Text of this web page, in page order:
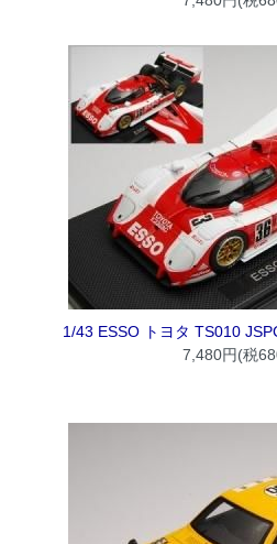
1/43 ESSO トヨタ TS010
7,480円(税